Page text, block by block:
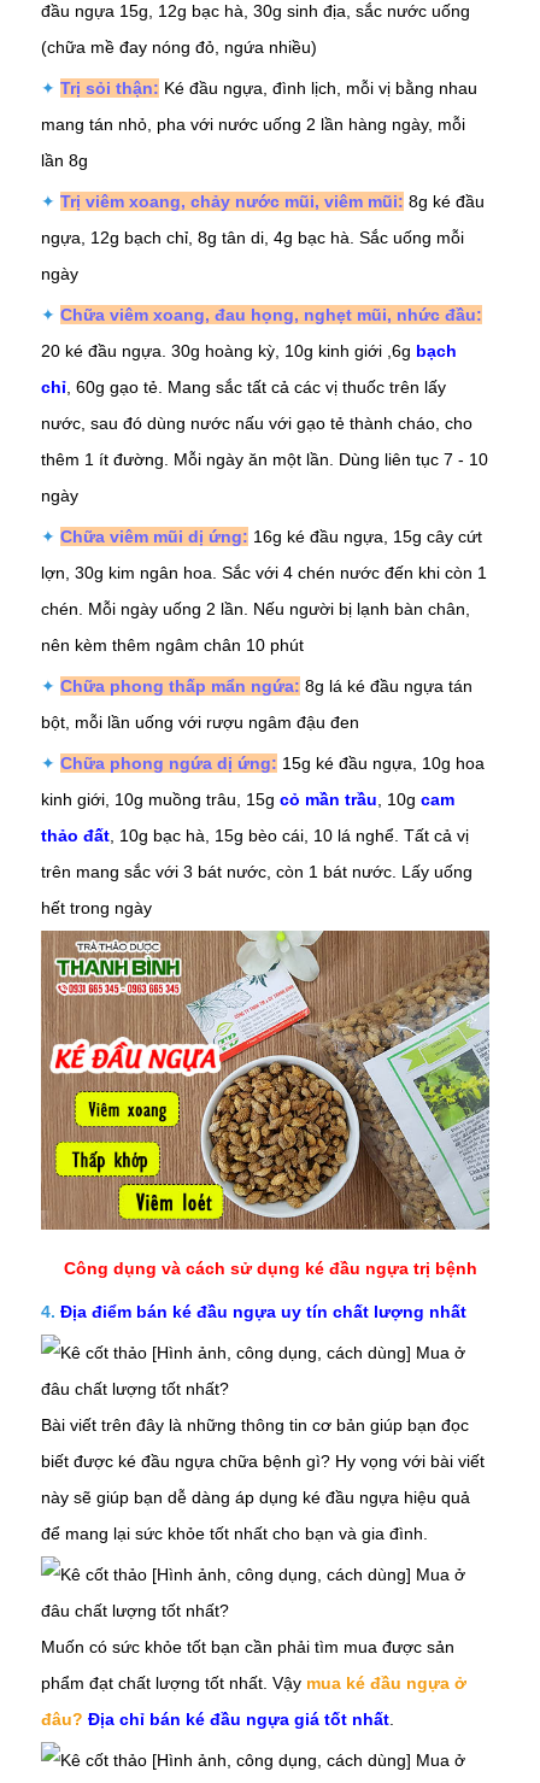
đầu ngựa 15g, 12g bạc hà, 30g sinh địa, sắc nước uống
(chữa mề đay nóng đỏ, ngứa nhiều)
✦ Trị sỏi thận: Ké đầu ngựa, đình lịch, mỗi vị bằng nhau
mang tán nhỏ, pha với nước uống 2 lần hàng ngày, mỗi
lần 8g
✦ Trị viêm xoang, chảy nước mũi, viêm mũi: 8g ké đầu
ngựa, 12g bạch chỉ, 8g tân di , 4g bạc hà. Sắc uống mỗi
ngày
✦ Chữa viêm xoang, đau họng, nghẹt mũi, nhức đầu:
20 ké đầu ngựa. 30g hoàng kỳ, 10g kinh giới ,6g bạch
chỉ , 60g gạo tẻ. Mang sắc tất cả các vị thuốc trên lấy
nước, sau đó dùng nước nấu với gạo tẻ thành cháo, cho
thêm 1 ít đường. Mỗi ngày ăn một lần. Dùng liên tục 7 - 10
ngày
✦ Chữa viêm mũi dị ứng: 16g ké đầu ngựa, 15g cây cứt
lợn, 30g kim ngân hoa . Sắc với 4 chén nước đến khi còn 1
chén. Mỗi ngày uống 2 lần. Nếu người bị lạnh bàn chân,
nên kèm thêm ngâm chân 10 phút
✦ Chữa phong thấp mẩn ngứa: 8g lá ké đầu ngựa tán
bột, mỗi lần uống với rượu ngâm đậu đen
✦ Chữa phong ngứa dị ứng: 15g ké đầu ngựa, 10g hoa
kinh giới, 10g muồng trâu, 15g cỏ mần trầu , 10g cam
thảo đất , 10g bạc hà, 15g bèo cái, 10 lá nghể. Tất cả vị
trên mang sắc với 3 bát nước, còn 1 bát nước. Lấy uống
hết trong ngày
Công dụng và cách sử dụng ké đầu ngựa trị bệnh
4. Địa điểm bán ké đầu ngựa uy tín chất lượng nhất
Bài viết trên đây là những thông tin cơ bản giúp bạn đọc
biết được ké đầu ngựa chữa bệnh gì? Hy vọng với bài viết
này sẽ giúp bạn dễ dàng áp dụng ké đầu ngựa hiệu quả
để mang lại sức khỏe tốt nhất cho bạn và gia đình.
Muốn có sức khỏe tốt bạn cần phải tìm mua được sản
phẩm đạt chất lượng tốt nhất. Vậy mua ké đầu ngựa ở
đâu? Địa chỉ bán ké đầu ngựa giá tốt nhất.